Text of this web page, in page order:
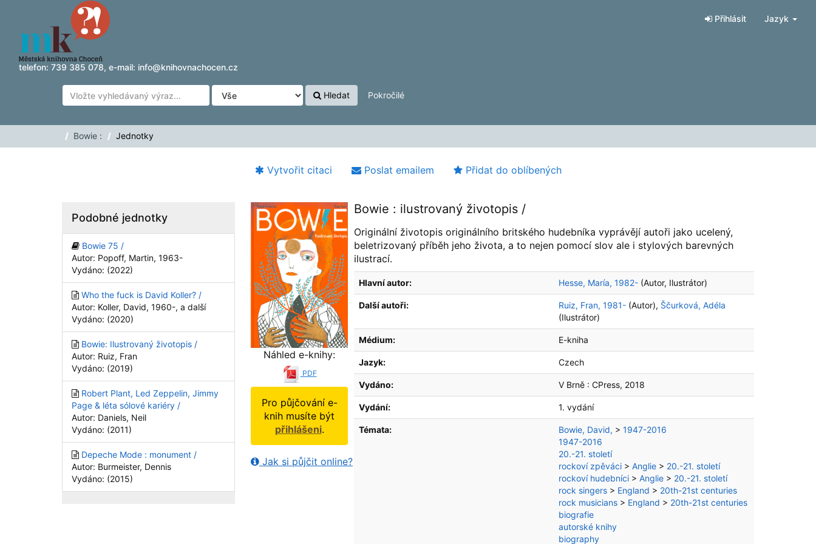
Přeskočit na obsah
telefon: 739 385 078, e-mail: info@knihovnachocen.cz
Přihlásit Jazyk
Hledat Pokročilé
Bowie : Jednotky
Vytvořit citaci Poslat emailem Přidat do oblíbených
Náhled e-knihy:
PDF
Pro půjčování e-
knih musíte být
přihlášeni.
Jak si půjčit online?
Bowie : ilustrovaný životopis /
Originální životopis originálního britského hudebníka vyprávějí autoři jako ucelený,
beletrizovaný příběh jeho života, a to nejen pomocí slov ale i stylových barevných
ilustrací.
Hlavní autor: Hesse, María, 1982- (Autor, Ilustrátor)
Další autoři: Ruiz, Fran, 1981- (Autor), Ščurková, Adéla
(Ilustrátor)
Médium: E-kniha
Jazyk: Czech
Vydáno: V Brně : CPress, 2018
Vydání: 1. vydání
Témata: Bowie, David, > 1947-2016
1947-2016
20.-21. století
rockoví zpěváci > Anglie > 20.-21. století
rockoví hudebníci > Anglie > 20.-21. století
rock singers > England > 20th-21st centuries
rock musicians > England > 20th-21st centuries
biografie
autorské knihy
biography
Podobné jednotky
Bowie 75 /
Autor: Popoff, Martin, 1963-
Vydáno: (2022)
Who the fuck is David Koller? /
Autor: Koller, David, 1960-, a další
Vydáno: (2020)
Bowie: Ilustrovaný životopis /
Autor: Ruiz, Fran
Vydáno: (2019)
Robert Plant, Led Zeppelin, Jimmy
Page & léta sólové kariéry /
Autor: Daniels, Neil
Vydáno: (2011)
Depeche Mode : monument /
Autor: Burmeister, Dennis
Vydáno: (2015)